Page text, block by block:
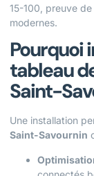
15-100, preuve
modernes.
Pourquoi
tableau
Saint-
Une installation
Saint-Savournin